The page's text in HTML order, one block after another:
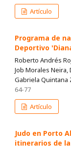
Artículo
Programa de
Deportivo
Roberto Andrés
Job Morales Neira,
Gabriela Quintana
64-77
Artículo
Judo en Porto
itinerarios de